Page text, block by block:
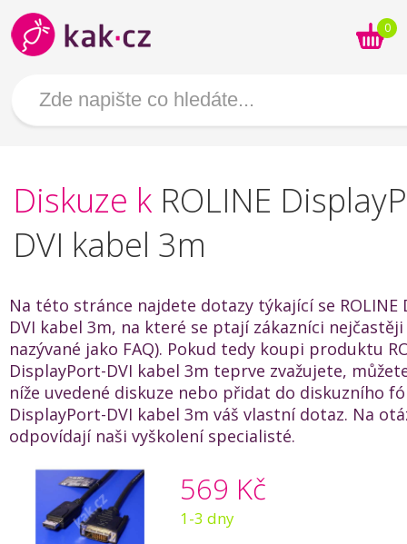
0
Diskuze k ROLINE
DVI kabel 3m
Na této stránce najdete dotazy týkající se ROLINE
DVI kabel 3m, na které se ptají zákazníci
nazývané jako FAQ). Pokud tedy koupi produktu
DisplayPort-DVI kabel 3m teprve zvažujete,
níže uvedené diskuze nebo přidat do diskuzního
DisplayPort-DVI kabel 3m váš vlastní dotaz. Na
odpovídají naši vyškolení specialisté.
569 Kč
1-3 dny